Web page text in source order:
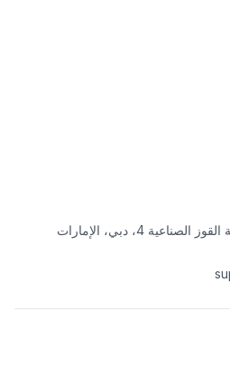
المستودع S4، شارع 26، منطقة القوز الصناعية 4، دبي، الإمارات